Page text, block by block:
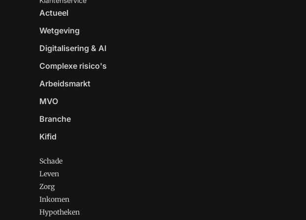
Actueel
Wetgeving
Digitalisering & AI
Complexe risico's
Arbeidsmarkt
MVO
Branche
Kifid
Schade
Leven
Zorg
Inkomen
Hypotheken